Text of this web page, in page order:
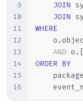
9
10
11
12
13
14
15
16
JOIN
JOIN
WHERE
    o
.
AND o . [
ORDER BY